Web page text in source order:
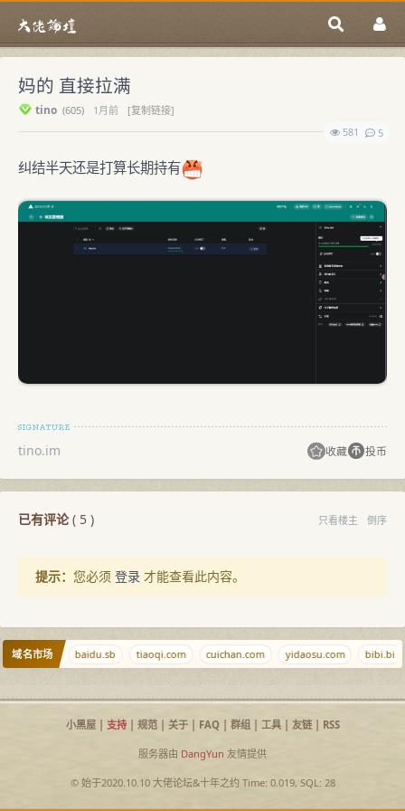
妈的 直接拉满
tino (605) 1月前
[复制链接]
581
5
纠结半天还是打算长期持有
tino.im 收藏 投币
已有评论( 5 ) 只看楼主 倒序
提示： 您必须 登录 才能查看此内容。
域名市场
ispisp.com baidu.sb tiaoqi.com cuichan.com yidaosu.com bibi.bi
小黑屋| 支持| 规范| 关于| FAQ| 群组| 工具| 友链| RSS
服务器由 DangYun 友情提供
© 始于2020.10.10 大佬论坛&十年之约Time: 0.019, SQL: 28